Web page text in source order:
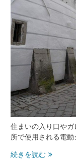
住まいの入り口や
所で使用される電
続きを読む電